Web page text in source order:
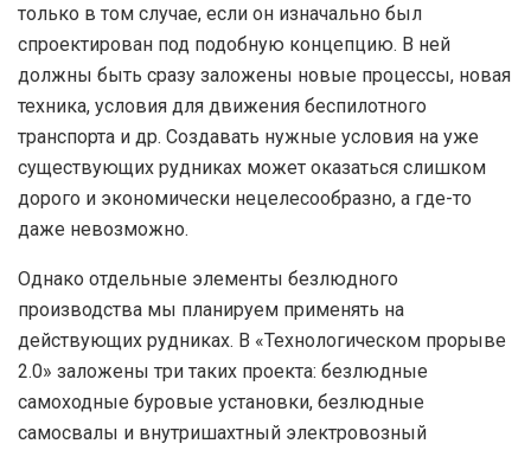
только в том случае, если он изначально был
спроектирован под подобную концепцию. В ней
должны быть сразу заложены новые процессы, новая
техника, условия для движения беспилотного
транспорта и др. Создавать нужные условия на уже
существующих рудниках может оказаться слишком
дорого и экономически нецелесообразно, а где-то
даже невозможно.
Однако отдельные элементы безлюдного
производства мы планируем применять на
действующих рудниках. В «Технологическом прорыве
2.0» заложены три таких проекта: безлюдные
самоходные буровые установки, безлюдные
самосвалы и внутришахтный электровозный